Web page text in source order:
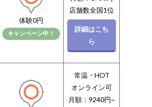
体験0円
キャンペーン中！
店舗数全国1位
詳細はこち
ら
常温・HOT
オンライン可
月額：9240円~